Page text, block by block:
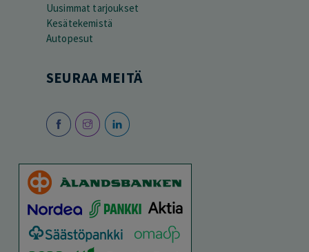
Uusimmat tarjoukset
Kesätekemistä
Autopesut
SEURAA MEITÄ